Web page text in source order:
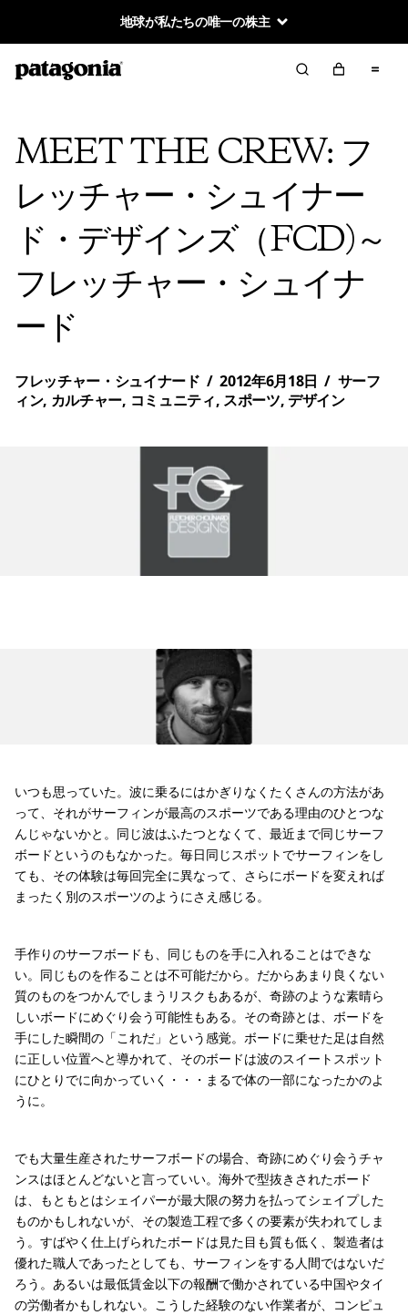
地球が私たちの唯一の株主
MEET THE CREW: フ
レッチャー・シュイナー
ド・デザインズ（FCD)～
フレッチャー・シュイナ
ード
フレッチャー・シュイナード / 2012年6月18日 / サーフ
ィン, カルチャー, コミュニティ, スポーツ,デザイン
いつも思っていた。波に乗るにはかぎりなくたくさんの方法があ
って、それがサーフィンが最高のスポーツである理由のひとつな
んじゃないかと。同じ波はふたつとなくて、最近まで同じサーフ
ボードというのもなかった。毎日同じスポットでサーフィンをし
ても、その体験は毎回完全に異なって、さらにボードを変えれば
まったく別のスポーツのようにさえ感じる。
手作りのサーフボードも、同じものを手に入れることはできな
い。同じものを作ることは不可能だから。だからあまり良くない
質のものをつかんでしまうリスクもあるが、奇跡のような素晴ら
しいボードにめぐり会う可能性もある。その奇跡とは、ボードを
手にした瞬間の「これだ」という感覚。ボードに乗せた足は自然
に正しい位置へと導かれて、そのボードは波のスイートスポット
にひとりでに向かっていく・・・まるで体の一部になったかのよ
うに。
でも大量生産されたサーフボードの場合、奇跡にめぐり会うチャ
ンスはほとんどないと言っていい。海外で型抜きされたボード
は、もともとはシェイパーが最大限の努力を払ってシェイプした
ものかもしれないが、その製造工程で多くの要素が失われてしま
う。すばやく仕上げられたボードは見た目も質も低く、製造者は
優れた職人であったとしても、サーフィンをする人間ではないだ
ろう。あるいは最低賃金以下の報酬で働かされている中国やタイ
の労働者かもしれない。こうした経験のない作業者が、コンピュ